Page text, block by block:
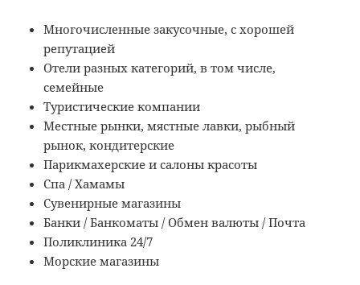
Многочисленные закусочные, с хорошей
репутацией
Отели разных категорий, в том числе,
семейные
Туристические компании
Местные рынки, мястные лавки, рыбный
рынок, кондитерские
Парикмахерские и салоны красоты
Спа / Хамамы
Сувенирные магазины
Банки / Банкоматы / Обмен валюты / Почта
Поликлиника 24/7
Морские магазины